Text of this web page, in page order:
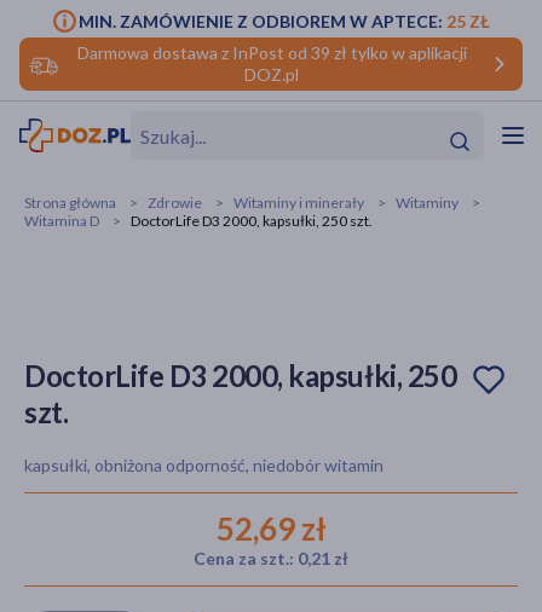
Darmowa dostawa z InPost od 39 zł tylko w aplikacji
DOZ.pl
MIN. ZAMÓWIENIE Z ODBIOREM W APTECE: 25 ZŁ
Strona główna Zdrowie Witaminy i minerały
Witaminy
Witamina D
DoctorLife D3 2000, kapsułki, 250 szt.
DoctorLife D3 2000, kapsułki, 250
szt.
kapsułki, obniżona odporność, niedobór witamin
52,69 zł
Cena za szt.: 0,21 zł